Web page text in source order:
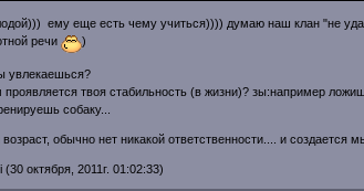
ему еще есть чему учиться)))) думаю наш клан "не
речи
)
увлекаешься?
твоя стабильность (в жизни)? зы:например
собаку...
обычно нет никакой ответственности.... и создается
октября, 2011г. 01:02:33)